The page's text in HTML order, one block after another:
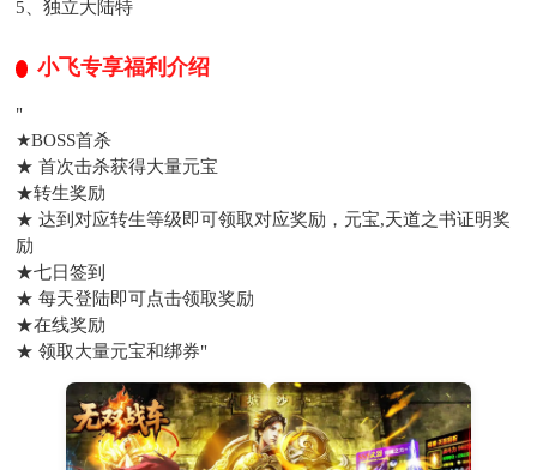
5、独立大陆特
小飞专享福利介绍
"
★BOSS首杀
★ 首次击杀获得大量元宝
★转生奖励
★ 达到对应转生等级即可领取对应奖励，元宝,天道之书证明奖
励
★七日签到
★ 每天登陆即可点击领取奖励
★在线奖励
★ 领取大量元宝和绑券"